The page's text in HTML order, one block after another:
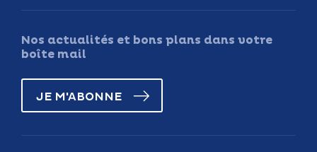
Nos actualités et bons plans dans votre
boîte mail
JE M'ABONNE